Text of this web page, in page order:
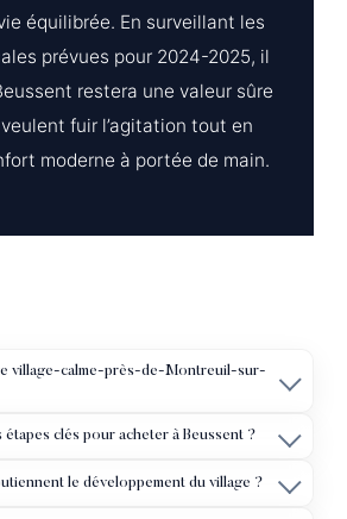
équilibrée. En surveillant les
prévues pour 2024-2025, il
restera une valeur sûre
fuir l’agitation tout en
moderne à portée de main.
village-calme-près-de-Montreuil-sur-
étapes clés pour acheter à Beussent ?
le développement du village ?